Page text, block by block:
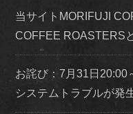
当サイトMORIFUJI
COFFEE ROASTERS
お詫び：7月31日20:00
システムトラブルが発